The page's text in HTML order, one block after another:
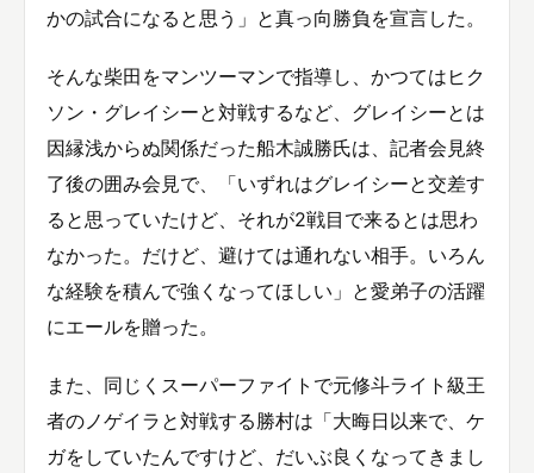
かの試合になると思う」と真っ向勝負を宣言した。
そんな柴田をマンツーマンで指導し、かつてはヒク
ソン・グレイシーと対戦するなど、グレイシーとは
因縁浅からぬ関係だった船木誠勝氏は、記者会見終
了後の囲み会見で、「いずれはグレイシーと交差す
ると思っていたけど、それが2戦目で来るとは思わ
なかった。だけど、避けては通れない相手。いろん
な経験を積んで強くなってほしい」と愛弟子の活躍
にエールを贈った。
また、同じくスーパーファイトで元修斗ライト級王
者のノゲイラと対戦する勝村は「大晦日以来で、ケ
ガをしていたんですけど、だいぶ良くなってきまし